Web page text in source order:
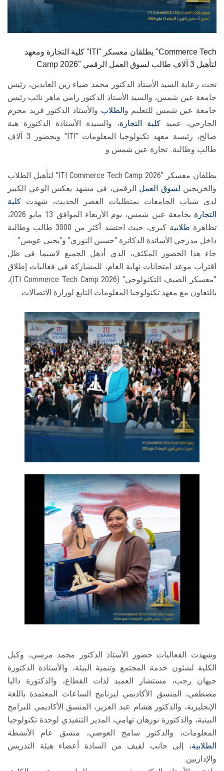
الزائـرون
كلية التجارة ومعهد "ITI" يطلقان معسكر "Commerce Tech
Camp 2026" لتأهيل 3 آلاف طالب لسوق العمل الرقمي
تحت رعاية السيد الأستاذ الدكتور محمد ضياء زين العابدين، رئيس
جامعة عين شمس، والسيد الأستاذ الدكتور رامي ماهر نائب رئيس
جامعة عين شمس للتعليم و الطلاب والأستاذ الدكتور فريد محرم
الجارحي، عميد كلية التجارة، والسيدة الأستاذة الدكتورة هبة
صالح، رئيسة معهد تكنولوجيا المعلومات "ITI" وبحضور 3 آلاف
طالب وطالبة.. تجارة عين شمس و
يطلقان معسكر "ITI Commerce Tech Camp 2026" لتأهيل الطلاب
والخريجين لسوق العمل الرقمي، في مشهد يعكس الوعي الكبير
لدى شباب الجامعات بمتطلبات العصر الحديث، شهدت كلية
التجارة
بجامعة عين شمس، يوم الأربعاء الموافق 13 مايو 2026،
تظاهرة طلابي
ة كبرى، حيث احتشد أكثر من 3000 طالب وطالبة
داخل مدرجي الأساتذة الدكاترة "حسين النوري" و"يحيي عويس".
جاء هذا الحضور المكثف، الذي أذهل الجميع لاسيما في ظل
اقتراب موعد امتحانات نهاية العام، للمشاركة في فعاليات إطلاق
"معسكر الصيف التكنولوجي" (ITI Commerce Tech Camp 2026)،
بالتعاون مع معهد تكنولوجيا المعلومات التابع لوزارة الاتصالات.
وشهدت الفعاليات حضور الأستاذ الدكتور محمد مرسي، وكيل
الكلية لشئون خدمة المجتمع وتنمية البيئة، والأستاذة الدكتورة
جيهان رجب، مستشار العميد لذات القطاع، والدكتورة داليا
مصطفى، المنسق الأكاديمي لبرنامج الساعات المعتمدة باللغة
الإنجليزية، والدكتور هشام عبد العزيز، المنسق الأكاديمي للبرامج
البينية، والدكتورة نورهان تهامي، المدير التنفيذي لوحدة تكنولوجيا
المعلومات، والدكتور سامح العوضي، منسق عام الأنشطة
الطلابية، إلى جانب لفيف من السادة أعضاء هيئة التدريس
والإداريين.